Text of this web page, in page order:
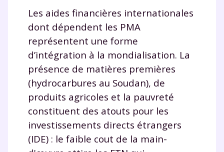
Les aides financières internationales
dont dépendent les PMA
représentent une forme
d’intégration à la mondialisation. La
présence de matières premières
(hydrocarbures au Soudan), de
produits agricoles et la pauvreté
constituent des atouts pour les
investissements directs étrangers
(IDE) : le faible cout de la main-